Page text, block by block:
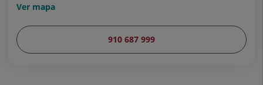
Ver mapa
910 687 999